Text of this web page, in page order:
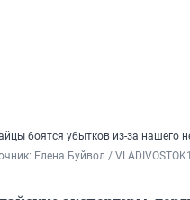
боятся убытков из-за нашего
Елена Буйвол /